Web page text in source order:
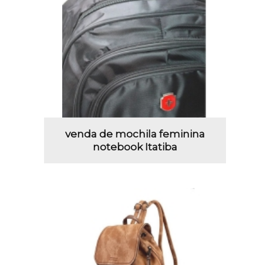
venda de mochila feminina
notebook Itatiba